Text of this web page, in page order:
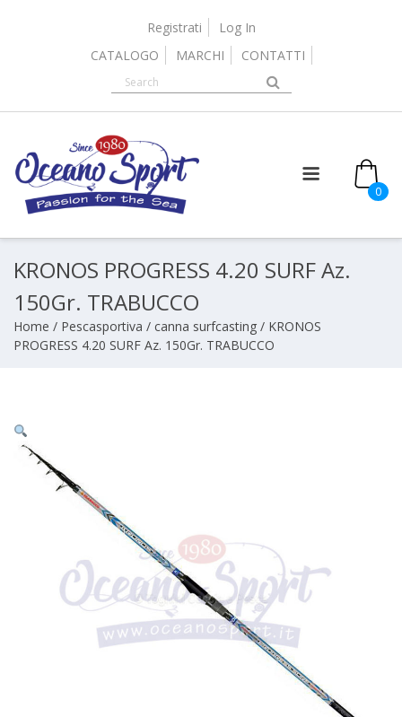
Registrati
Log In
CATALOGO
MARCHI CONTATTI
0
KRONOS PROGRESS 4.20 SURF Az.
150Gr. TRABUCCO
Home / Pescasportiva / canna surfcasting / KRONOS
PROGRESS 4.20 SURF Az. 150Gr. TRABUCCO